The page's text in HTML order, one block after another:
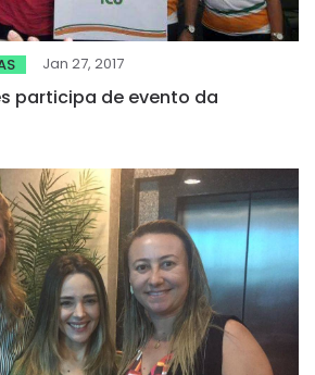
Jan 27, 2017
participa de evento da